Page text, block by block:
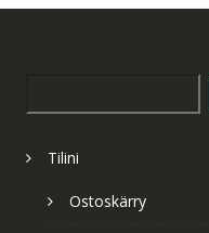
Tilini
Ostoskärry